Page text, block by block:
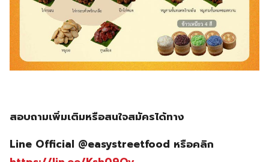
สอบถามเพิ่มเติมหรือสนใจสมัครได้ทาง
Line Official @easystreetfood หรือคลิก